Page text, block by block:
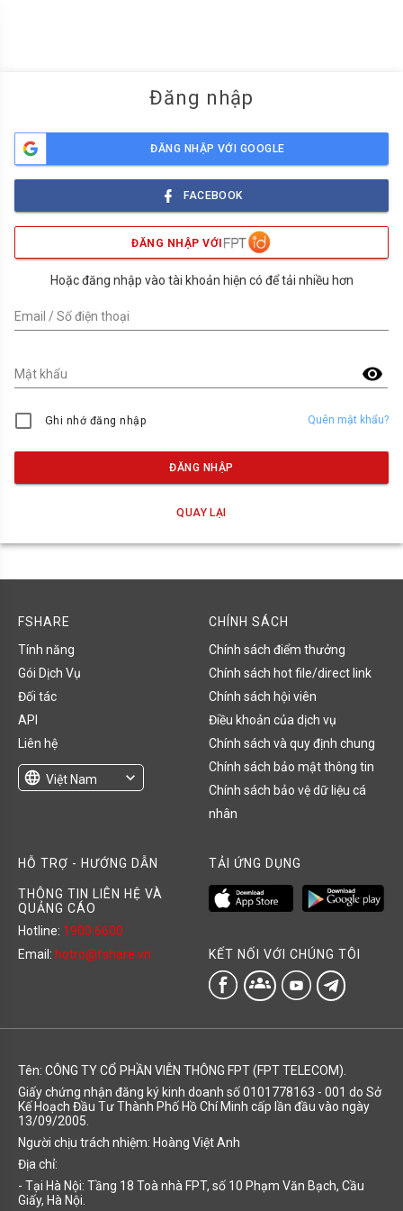
Đăng nhập
ĐĂNG NHẬP VỚI GOOGLE
FACEBOOK
ĐĂNG NHẬP VỚI
Hoặc đăng nhập vào tài khoản hiện có để tải nhiều hơn
Email / Số điện thoại
visibility
Mật khẩu
Ghi nhớ đăng nhập Quên mật khẩu?
ĐĂNG NHẬP
QUAY LẠI
FSHARE
Tính năng
Gói Dịch Vụ
Đối tác
API
Liên hệ
language Việt Nam
expand_more
CHÍNH SÁCH
Chính sách điểm thưởng
Chính sách hot file/direct link
Chính sách hội viên
Điều khoản của dịch vụ
Chính sách và quy định chung
Chính sách bảo mật thông tin
Chính sách bảo vệ dữ liệu cá
nhân
HỖ TRỢ - HƯỚNG DẪN
THÔNG TIN LIÊN HỆ VÀ
QUẢNG CÁO
Hotline: 1900 6600
Email: hotro@fshare.vn
TẢI ỨNG DỤNG
KẾT NỐI VỚI CHÚNG TÔI
groups
Tên: CÔNG TY CỔ PHẦN VIỄN THÔNG FPT (FPT TELECOM).
Giấy chứng nhận đăng ký kinh doanh số 0101778163 - 001 do Sở
Kế Hoạch Đầu Tư Thành Phố Hồ Chí Minh cấp lần đầu vào ngày
13/09/2005.
Người chịu trách nhiệm: Hoàng Việt Anh
Địa chỉ:
- Tại Hà Nội: Tầng 18 Toà nhà FPT, số 10 Phạm Văn Bạch, Cầu
Giấy, Hà Nội.